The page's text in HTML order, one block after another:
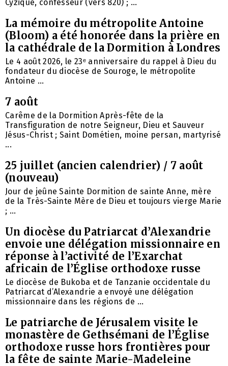
Cyzique, confesseur (vers 820) ; ...
La mémoire du métropolite Antoine
(Bloom) a été honorée dans la prière en
la cathédrale de la Dormition à Londres
Le 4 août 2026, le 23ᵉ anniversaire du rappel à Dieu du
fondateur du diocèse de Souroge, le métropolite
Antoine ...
7 août
Carême de la Dormition Après-fête de la
Transfiguration de notre Seigneur, Dieu et Sauveur
Jésus-Christ ; Saint Dométien, moine persan, martyrisé
...
25 juillet (ancien calendrier) / 7 août
(nouveau)
Jour de jeûne Sainte Dormition de sainte Anne, mère
de la Très-Sainte Mère de Dieu et toujours vierge Marie
; ...
Un diocèse du Patriarcat d’Alexandrie
envoie une délégation missionnaire en
réponse à l’activité de l’Exarchat
africain de l’Église orthodoxe russe
Le diocèse de Bukoba et de Tanzanie occidentale du
Patriarcat d’Alexandrie a envoyé une délégation
missionnaire dans les régions de ...
Le patriarche de Jérusalem visite le
monastère de Gethsémani de l’Église
orthodoxe russe hors frontières pour
la fête de sainte Marie-Madeleine